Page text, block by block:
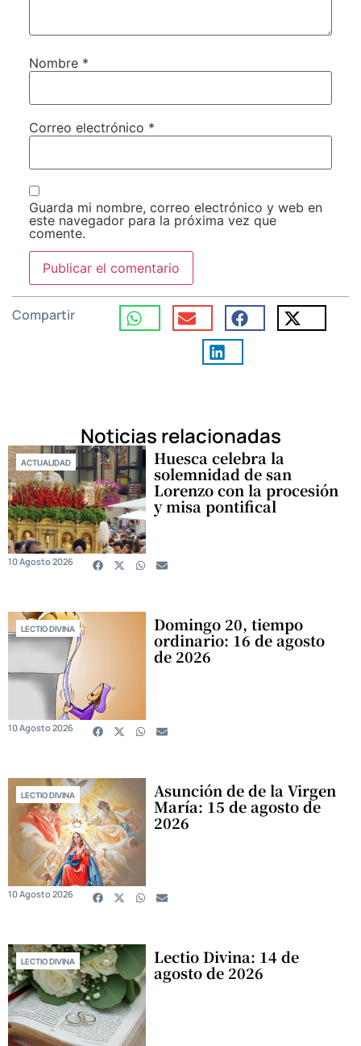
Nombre *
Correo electrónico *
Guarda mi nombre, correo electrónico y web en
este navegador para la próxima vez que
comente.
Compartir
Noticias relacionadas
ACTUALIDAD Huesca celebra la
solemnidad de san
Lorenzo con la procesión
y misa pontifical
10 Agosto 2026
LECTIO DIVINA Domingo 20, tiempo
ordinario: 16 de agosto
de 2026
10 Agosto 2026
LECTIO DIVINA Asunción de de la Virgen
María: 15 de agosto de
2026
10 Agosto 2026
LECTIO DIVINA Lectio Divina: 14 de
agosto de 2026